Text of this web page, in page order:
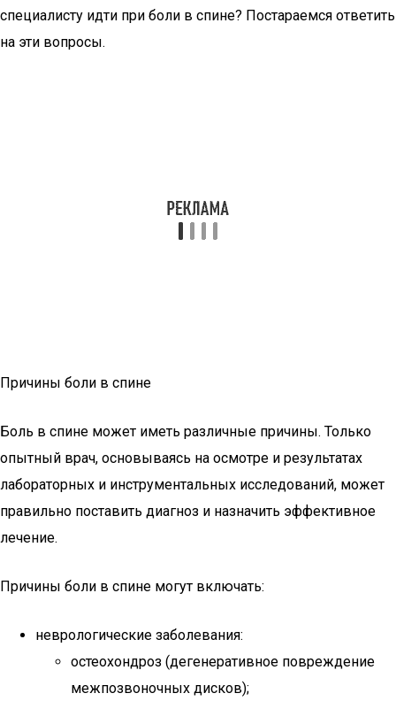
специалисту идти при боли в спине? Постараемся ответить
на эти вопросы.
Причины боли в спине
Боль в спине может иметь различные причины. Только
опытный врач, основываясь на осмотре и результатах
лабораторных и инструментальных исследований, может
правильно поставить диагноз и назначить эффективное
лечение.
Причины боли в спине могут включать:
неврологические заболевания:
остеохондроз (дегенеративное повреждение
межпозвоночных дисков);